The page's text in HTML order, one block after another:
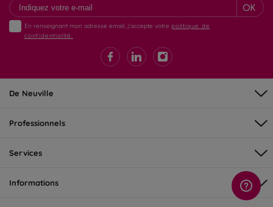
OK
En renseignant mon adresse email, j'accepte votre politique de
confidentialité.
De Neuville
Professionnels
Services
Informations